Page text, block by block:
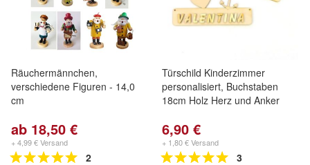
Räuchermännchen,
verschiedene Figuren - 14,0
cm
ab 18,50 €
+ 4,99 € Versand
2
Türschild Kinderzimmer
personalisiert, Buchstaben
18cm Holz Herz und Anker
6,90 €
+ 1,80 € Versand
3